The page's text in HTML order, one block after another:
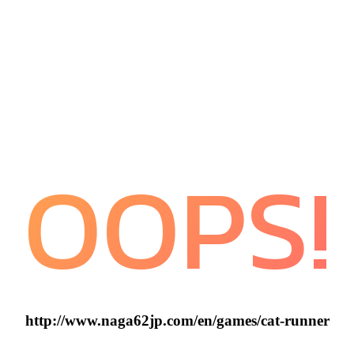
OOPS!
http://www.naga62jp.com/en/games/cat-runner